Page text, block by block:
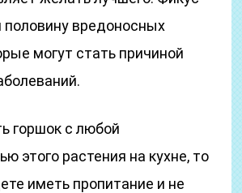
половину вредоносных
могут стать причиной
горшок с любой
этого растения на кухне, то
иметь пропитание и не